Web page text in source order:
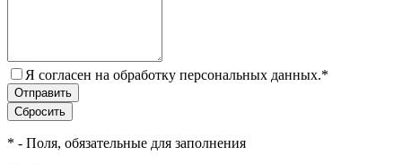
Я согласен на обработку персональных данных.*
* - Поля, обязательные для заполнения